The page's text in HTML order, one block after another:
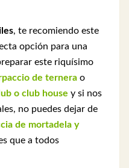
, te recomiendo este
opción para una
este riquísimo
de ternera o
o club house y si nos
no puedes dejar de
de mortadela y
que a todos